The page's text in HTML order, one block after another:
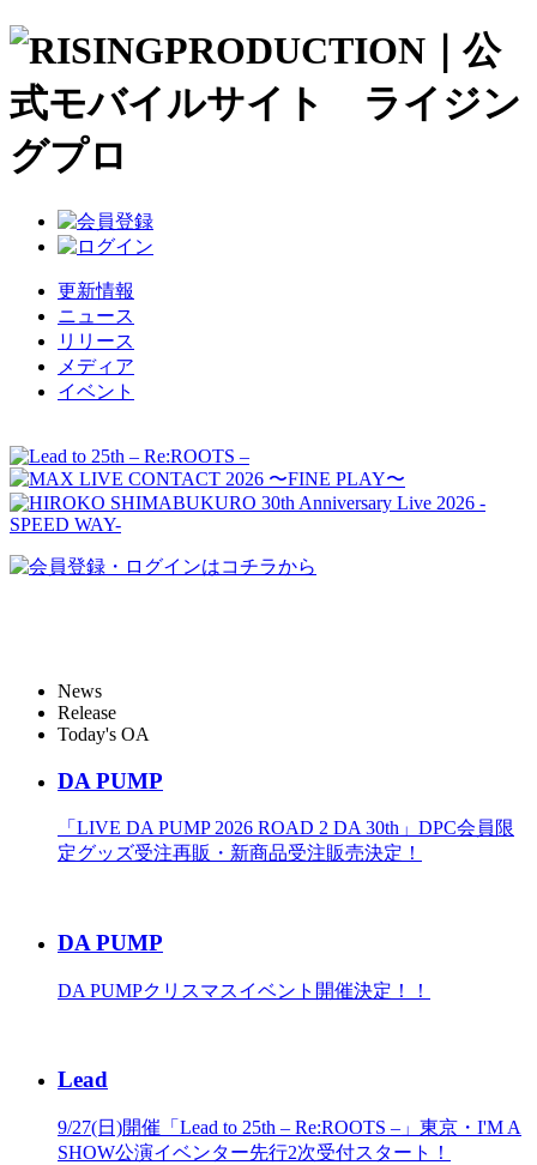
更新情報
ニュース
リリース
メディア
イベント
News
Release
Today's OA
DA PUMP
「LIVE DA PUMP 2026 ROAD 2 DA 30th」DPC会員限
定グッズ受注再販・新商品受注販売決定！
DA PUMP
DA PUMPクリスマスイベント開催決定！！
Lead
9/27(日)開催「Lead to 25th – Re:ROOTS –」東京・I'M A
SHOW公演イベンター先行2次受付スタート！